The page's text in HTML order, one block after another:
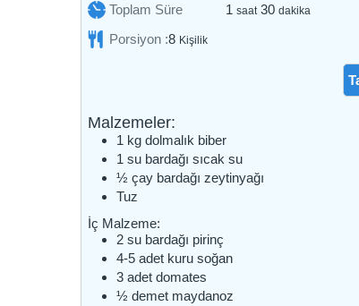
Toplam Süre 1 saat
saat 30dakika
dakika
Porsiyon :8 Kişilik
Malzemeler:
1 kg dolmalık biber
1 su bardağı sıcak su
½çay bardağızeytinyağı
Tuz
İç Malzeme:
2 su bardağı pirinç
4-5 adet kuru soğan
3 adet domates
½demet maydanoz